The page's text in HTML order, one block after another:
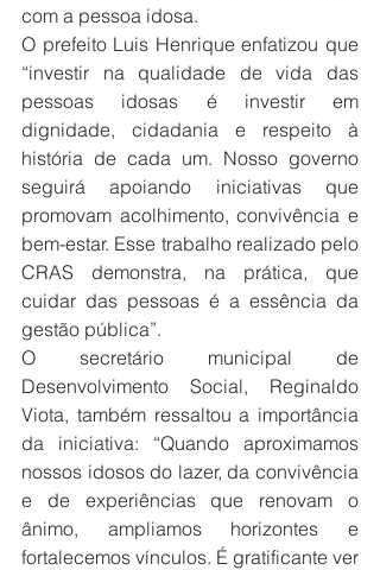
com a pessoa idosa.
O prefeito Luis Henrique enfatizou que
“investir na qualidade de vida das
pessoas idosas é investir em
dignidade, cidadania e respeito à
história de cada um. Nosso governo
seguirá apoiando iniciativas que
promovam acolhimento, convivência e
bem-estar. Esse trabalho realizado pelo
CRAS demonstra, na prática, que
cuidar das pessoas é a essência da
gestão pública”.
O secretário municipal de
Desenvolvimento Social, Reginaldo
Viota, também ressaltou a importância
da iniciativa: “Quando aproximamos
nossos idosos do lazer, da convivência
e de experiências que renovam o
ânimo, ampliamos horizontes e
fortalecemos vínculos. É gratificante ver